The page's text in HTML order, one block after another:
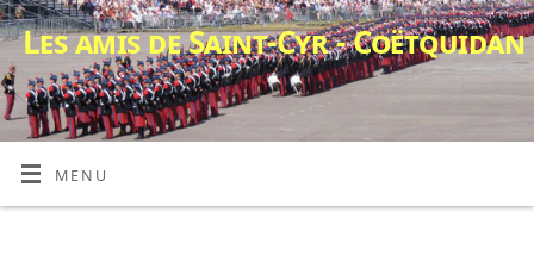
Les amis de Saint-Cyr - Coëtquidan
MENU